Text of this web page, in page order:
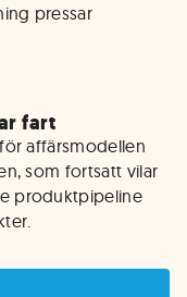
pressar
fart
affärsmodellen
som fortsatt vilar
produktpipeline